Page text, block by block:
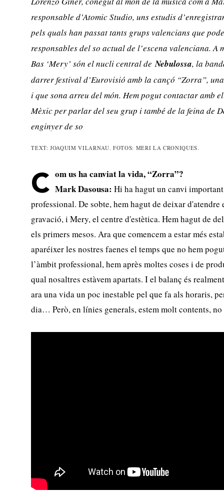
responsable d’Atomic Studio, uns estudis
pels quals han passat tants grups valencians que
responsables del so actual de l’escena valenciana. A
Bas ‘Mery’ són el nucli central deNebulossa, la
darrer festival d’Eurovisió amb la cançó “Zorra”,
i que sona arreu del món. Hem pogut contactar amb
Mèxic per parlar del seu grup i també de la feina de
enginyer de so
TEXT: JOAQUIM VILARNAU. FOTOS: MERI LA CRONIQUES.
C om us ha canviat la vida, “Zorra”?
Mark Dasousa: Hi ha hagut un canvi
professional. De sobte, hem hagut de deixar
gravació, i Mery, el centre d'estètica. Hem hagut de
els primers mesos. Ara que comencem a estar més
aparéixer les nostres faenes el temps que no hem
l’àmbit professional, hem après moltes coses i de
qual nosaltres estàvem apartats. I el balanç és
ara una vida un poc inestable pel que fa als horaris,
dia… Però, en línies generals, estem molt contents,